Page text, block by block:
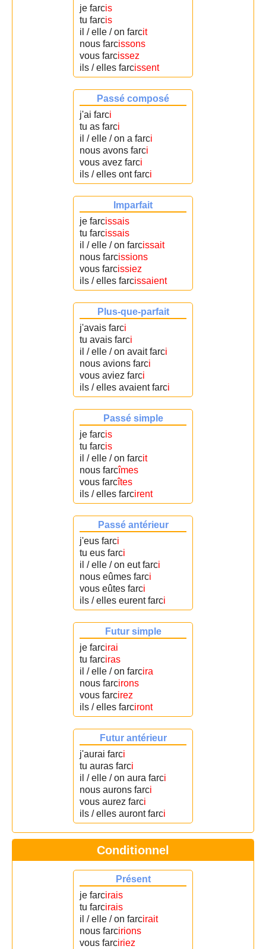
je farcis
tu farcis
il / elle / on farcit
nous farcissons
vous farcissez
ils / elles farcissent
Passé composé
j'ai farci
tu as farci
il / elle / on a farci
nous avons farci
vous avez farci
ils / elles ont farci
Imparfait
je farcissais
tu farcissais
il / elle / on farcissait
nous farcissions
vous farcissiez
ils / elles farcissaient
Plus-que-parfait
j'avais farci
tu avais farci
il / elle / on avait farci
nous avions farci
vous aviez farci
ils / elles avaient farci
Passé simple
je farcis
tu farcis
il / elle / on farcit
nous farcîmes
vous farcîtes
ils / elles farcirent
Passé antérieur
j'eus farci
tu eus farci
il / elle / on eut farci
nous eûmes farci
vous eûtes farci
ils / elles eurent farci
Futur simple
je farcirai
tu farciras
il / elle / on farcira
nous farcirons
vous farcirez
ils / elles farciront
Futur antérieur
j'aurai farci
tu auras farci
il / elle / on aura farci
nous aurons farci
vous aurez farci
ils / elles auront farci
Conditionnel
Présent
je farcirais
tu farcirais
il / elle / on farcirait
nous farcirions
vous farciriez